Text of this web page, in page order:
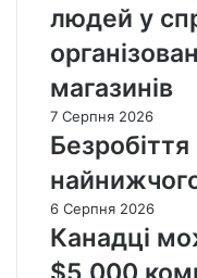
людей у
магазинів
7 Серпня 2026
6 Серпня 2026
Канадці